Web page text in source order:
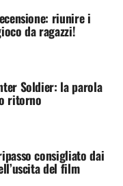
riunire i
da ragazzi!
Soldier: la parola
ritorno
consigliato dai
del film